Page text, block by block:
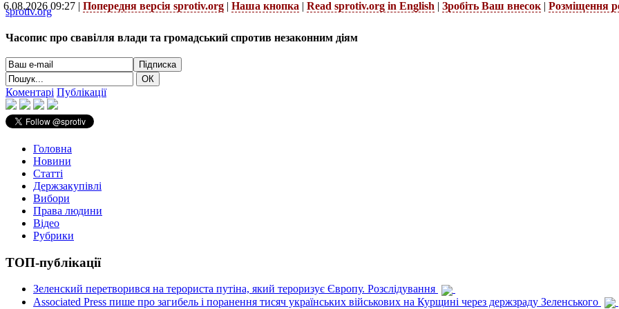
6.08.2026 09:27 | Попередня версія sprotiv.org | Наша кнопка | Read sprotiv.org in English | Зробіть Ваш внесок | Розміщення
sprotiv.org
Часопис про свавілля влади та громадський спротив незаконним діям
Коментарі Публікації
Головна
Новини
Статті
Держзакупівлі
Вибори
Права людини
Відео
Рубрики
ТОП-публікації
Зеленский перетворився на терориста путіна, який тероризує Європу. Розслідування
Associated Press пише про загибель і поранення тисяч українських військових на Курщині через держзраду Зеленського